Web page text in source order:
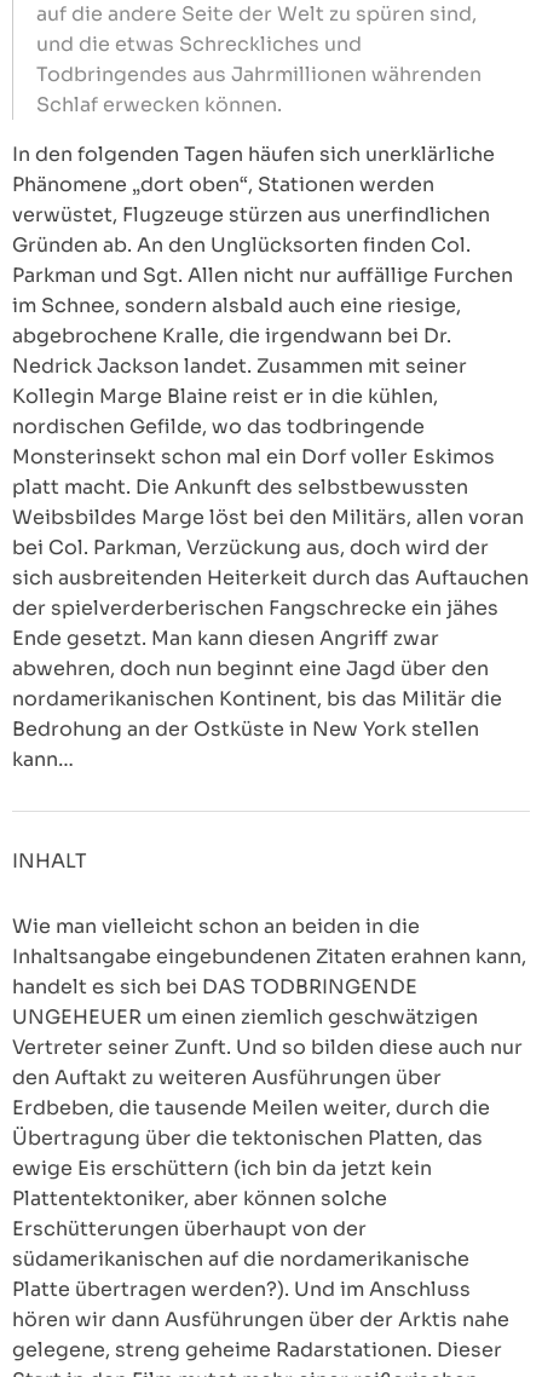
auf die andere Seite der Welt zu spüren sind,
und die etwas Schreckliches und
Todbringendes aus Jahrmillionen währenden
Schlaf erwecken können.
In den folgenden Tagen häufen sich unerklärliche
Phänomene „dort oben“, Stationen werden
verwüstet, Flugzeuge stürzen aus unerfindlichen
Gründen ab. An den Unglücksorten finden Col.
Parkman und Sgt. Allen nicht nur auffällige Furchen
im Schnee, sondern alsbald auch eine riesige,
abgebrochene Kralle, die irgendwann bei Dr.
Nedrick Jackson landet. Zusammen mit seiner
Kollegin Marge Blaine reist er in die kühlen,
nordischen Gefilde, wo das todbringende
Monsterinsekt schon mal ein Dorf voller Eskimos
platt macht. Die Ankunft des selbstbewussten
Weibsbildes Marge löst bei den Militärs, allen voran
bei Col. Parkman, Verzückung aus, doch wird der
sich ausbreitenden Heiterkeit durch das Auftauchen
der spielverderberischen Fangschrecke ein jähes
Ende gesetzt. Man kann diesen Angriff zwar
abwehren, doch nun beginnt eine Jagd über den
nordamerikanischen Kontinent, bis das Militär die
Bedrohung an der Ostküste in New York stellen
kann…
INHALT
Wie man vielleicht schon an beiden in die
Inhaltsangabe eingebundenen Zitaten erahnen kann,
handelt es sich bei DAS TODBRINGENDE
UNGEHEUER um einen ziemlich geschwätzigen
Vertreter seiner Zunft. Und so bilden diese auch nur
den Auftakt zu weiteren Ausführungen über
Erdbeben, die tausende Meilen weiter, durch die
Übertragung über die tektonischen Platten, das
ewige Eis erschüttern (ich bin da jetzt kein
Plattentektoniker, aber können solche
Erschütterungen überhaupt von der
südamerikanischen auf die nordamerikanische
Platte übertragen werden?). Und im Anschluss
hören wir dann Ausführungen über der Arktis nahe
gelegene, streng geheime Radarstationen. Dieser